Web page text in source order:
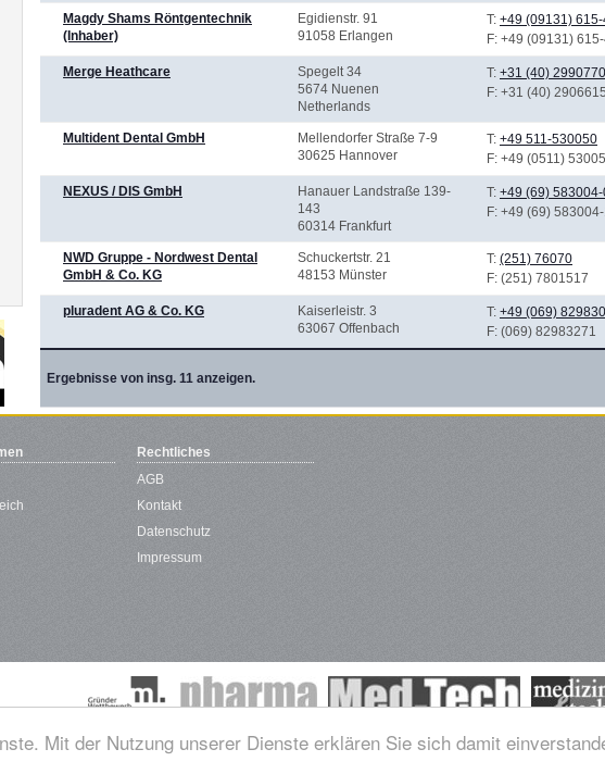
Mit der Nutzung unserer Dienste erklären Sie sich damit
Ergebnisse von insg. 11 anzeigen.
Magdy Shams Röntgentechnik
(Inhaber)
Egidienstr. 91
91058 Erlangen
T: +49 (09131)
F: +49 (09131)
Merge Heathcare
Spegelt 34
5674 Nuenen
Netherlands
T: +31 (40) 2990770
F: +31 (40) 2906615
Multident Dental GmbH
Mellendorfer Straße 7-9
30625 Hannover
T: +49 511-530050
F: +49 (0511)
NEXUS / DIS GmbH
Hanauer Landstraße 139-
143
60314 Frankfurt
T: +49 (69)
F: +49 (69)
NWD Gruppe - Nordwest Dental
GmbH & Co. KG
Schuckertstr. 21
48153 Münster
T: (251) 76070
F: (251) 7801517
pluradent AG & Co. KG
Kaiserleistr. 3
63067 Offenbach
T: +49 (069) 829830
F: (069) 82983271
Rechtliches
AGB
Kontakt
Datenschutz
Impressum